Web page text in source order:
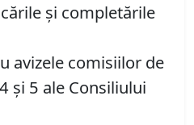
şi completările
avizele comisiilor de
şi 5 ale Consiliului